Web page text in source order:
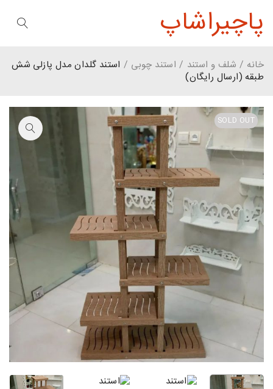
پاچیراشاپ
خانه / شلف و استند / استند چوبی / استند گلدان مدل پازلی شش
طبقه (ارسال رایگان)
SOLD OUT